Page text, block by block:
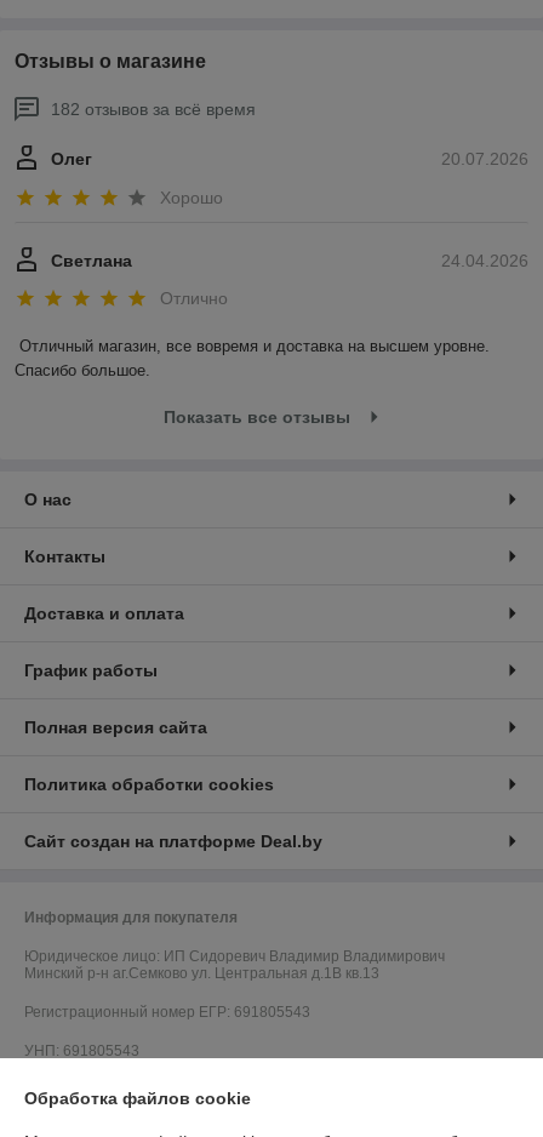
Отзывы о магазине
182 отзывов за всё время
20.07.2026
Олег
Хорошо
24.04.2026
Светлана
Отлично
Отличный магазин, все вовремя и доставка на высшем уровне.
Спасибо большое.
Показать все отзывы
О нас
Контакты
Доставка и оплата
График работы
Полная версия сайта
Политика обработки cookies
Сайт создан на платформе Deal.by
Информация для покупателя
Юридическое лицо: ИП Сидоревич Владимир Владимирович
Минский р-н аг.Семково ул. Центральная д.1В кв.13
Регистрационный номер ЕГР: 691805543
УНП: 691805543
Регистрационный орган: Минский районный исполнительный комитет,
Отдел по контролю за рекламой и защите прав потребителей г. Минск,
Обработка файлов cookie